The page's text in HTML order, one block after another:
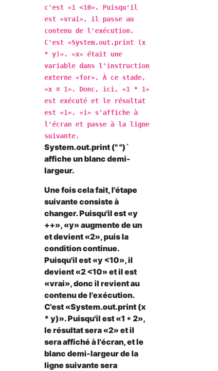
c'est «1 <10». Puisqu'il
est «vrai», il passe au
contenu de l'exécution.
C'est «System.out.print (x
* y)». «x» était une
variable dans l'instruction
externe «for». À ce stade,
«x = 1». Donc, ici, «1 * 1»
est exécuté et le résultat
est «1». «1» s'affiche à
l'écran et passe à la ligne
suivante.
System.out.print (" ")`
affiche un blanc demi-
largeur.
Une fois cela fait, l'étape
suivante consiste à
changer. Puisqu'il est «y
++», «y» augmente de un
et devient «2», puis la
condition continue.
Puisqu'il est «y <10», il
devient «2 <10» et il est
«vrai», donc il revient au
contenu de l'exécution.
C'est «System.out.print (x
* y)». Puisqu'il est «1 * 2»,
le résultat sera «2» et il
sera affiché à l'écran, et le
blanc demi-largeur de la
ligne suivante sera